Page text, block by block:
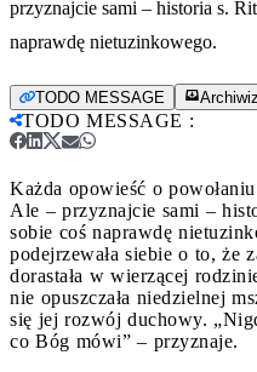
przyznajcie sami – historia s.
naprawdę nietuzinkowego.
TODO MESSAGE
TODO MESSAGE :
Każda opowieść o
Ale – przyznajcie sami –
sobie coś naprawdę
podejrzewała siebie o to, że
dorastała w wierzącej
nie opuszczała niedzielnej
się jej rozwój duchowy.
co Bóg mówi” – przyznaje.